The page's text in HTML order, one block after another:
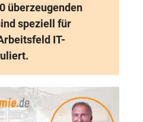
überzeugenden
speziell für
IT-